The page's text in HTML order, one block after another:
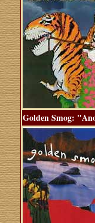
Golden Smog: